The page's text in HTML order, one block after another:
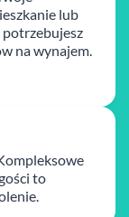
lub
potrzebujesz
na wynajem.
to